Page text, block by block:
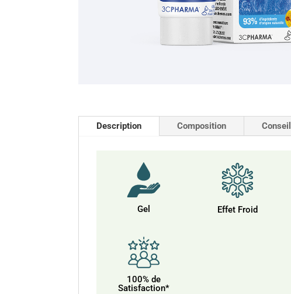
Description Composition
Gel Effet Froid
100% de
Satisfaction*